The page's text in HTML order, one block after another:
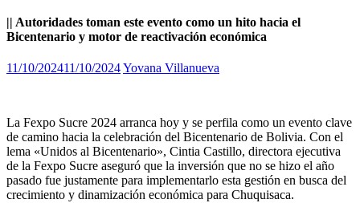
|| Autoridades toman este evento como un hito hacia el
Bicentenario y motor de reactivación económica
11/10/202411/10/2024Yovana Villanueva
La Fexpo Sucre 2024 arranca hoy y se perfila como un evento clave
de camino hacia la celebración del Bicentenario de Bolivia. Con el
lema «Unidos al Bicentenario», Cintia Castillo, directora ejecutiva
de la Fexpo Sucre aseguró que la inversión que no se hizo el año
pasado fue justamente para implementarlo esta gestión en busca del
crecimiento y dinamización económica para Chuquisaca.